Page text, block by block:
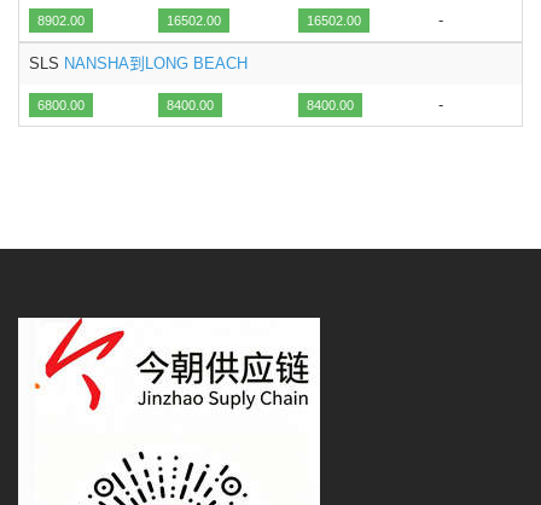
8902.00 16502.00 16502.00 -
SLS NANSHA到LONG BEACH
6800.00 8400.00 8400.00 -